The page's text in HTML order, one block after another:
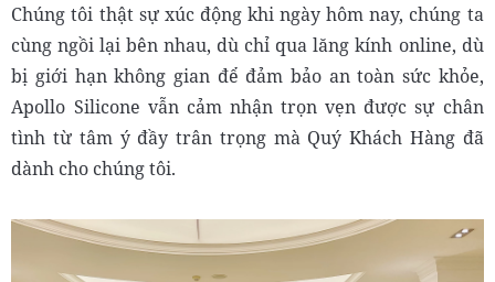
Chúng tôi thật sự xúc động khi ngày hôm nay, chúng ta
cùng ngồi lại bên nhau, dù chỉ qua lăng kính online, dù
bị giới hạn không gian để đảm bảo an toàn sức khỏe,
Apollo Silicone vẫn cảm nhận trọn vẹn được sự chân
tình từ tâm ý đầy trân trọng mà Quý Khách Hàng đã
dành cho chúng tôi.